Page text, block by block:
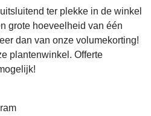
ter plekke in de winkel
grote hoeveelheid van één
dan van onze volumekorting!
plantenwinkel. Offerte